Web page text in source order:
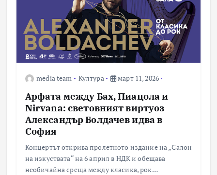
media team Култура март 11, 2026
Арфата между Бах, Пиацола и
Nirvana: световният виртуоз
Александър Болдачев идва в
София
Концертът открива пролетното издание на „Салон
на изкуствата“ на 6 април в НДК и обещава
необичайна среща между класика, рок…